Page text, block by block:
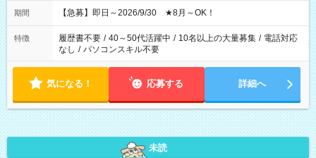
期間 【急募】即日～2026/9/30 ★8月～OK！
特徴 履歴書不要 / 40～50代活躍中 / 10名以上の大量募集 / 電話対応
なし / パソコンスキル不要
気になる！ 応募する 詳細へ
未読